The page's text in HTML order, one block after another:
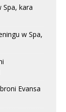
Spa, kara
w Spa,
Evansa